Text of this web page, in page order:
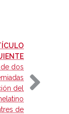
-
de dos
del
de